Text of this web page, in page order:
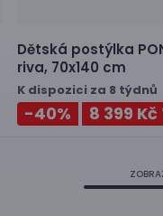
Dětská postýlka
riva, 70x140 cm
K dispozici za 8 týdnů
-40% 8 399 Kč